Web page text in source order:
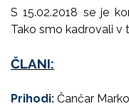
S 15.02.2018 se je
Tako smo kadrovali v
ČLANI:
Prihodi: Čančar